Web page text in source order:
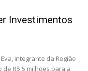
Investimentos
integrante da Região
R$ 5 milhões para a